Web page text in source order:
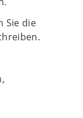
Sie die